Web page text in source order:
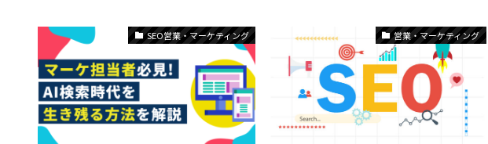
SEO営業・マーケティング 営業・マーケティング